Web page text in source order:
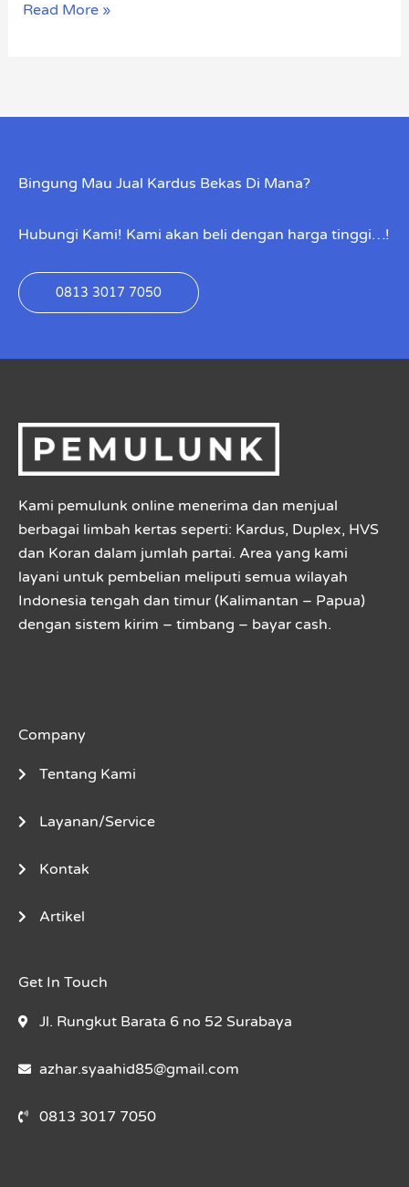
Read More »
Bingung Mau Jual Kardus Bekas Di Mana?
Hubungi Kami! Kami akan beli dengan harga tinggi…!
0813 3017 7050
Kami pemulunk online menerima dan menjual
berbagai limbah kertas seperti: Kardus, Duplex, HVS
dan Koran dalam jumlah partai. Area yang kami
layani untuk pembelian meliputi semua wilayah
Indonesia tengah dan timur (Kalimantan – Papua)
dengan sistem kirim – timbang – bayar cash.
Company
Tentang Kami
Layanan/Service
Kontak
Artikel
Get In Touch
Jl. Rungkut Barata 6 no 52 Surabaya
azhar.syaahid85@gmail.com
0813 3017 7050